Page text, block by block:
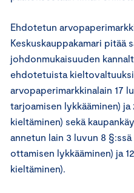
Ehdotetun
Keskuskauppakamari pitää
johdonmukaisuuden
ehdotetuista
arvopaperimarkkinalain 17
tarjoamisen lykkääminen)
kieltäminen) sekä
annetun lain 3 luvun 8
ottamisen lykkääminen) ja
kieltäminen).